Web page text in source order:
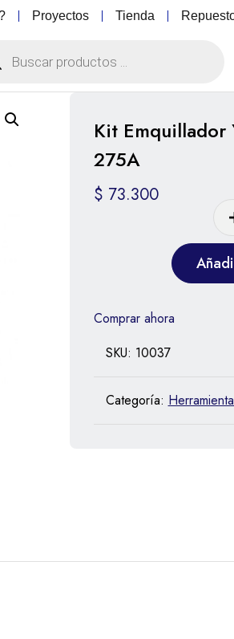
Proyectos Tienda
Kit Emquillador
275A
$ 73.300
Comprar ahora
SKU: 10037
Categoría: